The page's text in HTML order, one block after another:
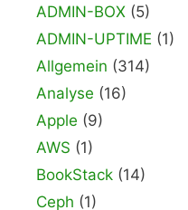
ADMIN-BOX (5)
ADMIN-UPTIME (1)
Allgemein (314)
Analyse (16)
Apple (9)
AWS (1)
BookStack (14)
Ceph (1)